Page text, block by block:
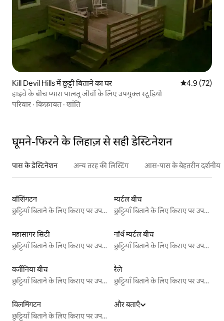
Kill Devil Hills में छुट्टी बिताने का घर औसत रेटिंग 5
4.9 (72)
हाइवे के बीच प्यारा पालतू जीवों के लिए उपयुक्त स्टूडियो
परिवार ·किफ़ायत ·शांति
घूमने-फिरने के लिहाज़ से सही डेस्टिनेशन
पास के डेस्टिनेशन अन्य तरह की लिस्टिंग आस-पास के बेहतरीन दर्शनीय
वॉशिंगटन
छुट्टियाँ बिताने के लिए किराए पर उपलब्ध जगहें
म्यर्टल बीच
छुट्टियाँ बिताने के लिए किराए पर उपलब्ध जगहें
महासागर सिटी
छुट्टियाँ बिताने के लिए किराए पर उपलब्ध जगहें
नॉर्थ म्यर्टल बीच
छुट्टियाँ बिताने के लिए किराए पर उपलब्ध जगहें
वर्जीनिया बीच
छुट्टियाँ बिताने के लिए किराए पर उपलब्ध जगहें
रैले
छुट्टियाँ बिताने के लिए किराए पर उपलब्ध जगहें
विलमिंगटन
छुट्टियाँ बिताने के लिए किराए पर उपलब्ध जगहें
और बताएँ